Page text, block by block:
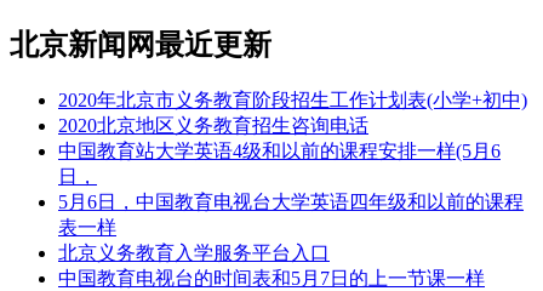
北京新闻网最近更新
2020年北京市义务教育阶段招生工作计划表(小学+初中)
2020北京地区义务教育招生咨询电话
中国教育站大学英语4级和以前的课程安排一样(5月6
日，
5月6日，中国教育电视台大学英语四年级和以前的课程
表一样
北京义务教育入学服务平台入口
中国教育电视台的时间表和5月7日的上一节课一样